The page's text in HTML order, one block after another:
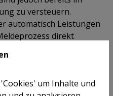
zu versteuern.
automatisch Leistungen
direkt
vor, kann auf deren
um Inhalte und